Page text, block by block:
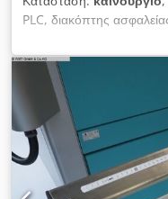
PLC, διακόπτης
τόνους - Ευθύς τραπέζι
μήκος μαχαιριού L=
άνοιγμα H= 1200mm -
Χρώμα RAL 5012 –
χεριών στην περιοχή
Είσοδοι για περονοφόρο
εύκολη μεταφορά του
παραγγελία Τιμή και
αιτήματος